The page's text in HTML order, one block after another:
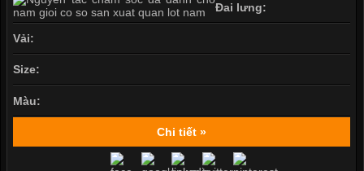
Đai lưng:
Vải:
Size:
Màu:
Chi tiết »